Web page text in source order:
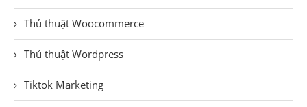
Thủ thuật Woocommerce
Thủ thuật Wordpress
Tiktok Marketing